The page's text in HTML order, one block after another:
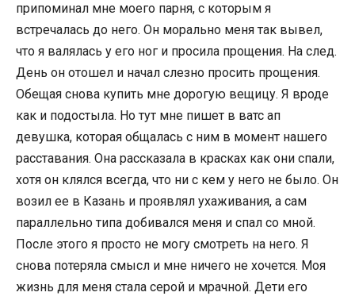
припоминал мне моего парня, с которым я
встречалась до него. Он морально меня так вывел,
что я валялась у его ног и просила прощения. На след.
День он отошел и начал слезно просить прощения.
Обещая снова купить мне дорогую вещицу. Я вроде
как и подостыла. Но тут мне пишет в ватс ап
девушка, которая общалась с ним в момент нашего
расставания. Она рассказала в красках как они спали,
хотя он клялся всегда, что ни с кем у него не было. Он
возил ее в Казань и проявлял ухаживания, а сам
параллельно типа добивался меня и спал со мной.
После этого я просто не могу смотреть на него. Я
снова потеряла смысл и мне ничего не хочется. Моя
жизнь для меня стала серой и мрачной. Дети его